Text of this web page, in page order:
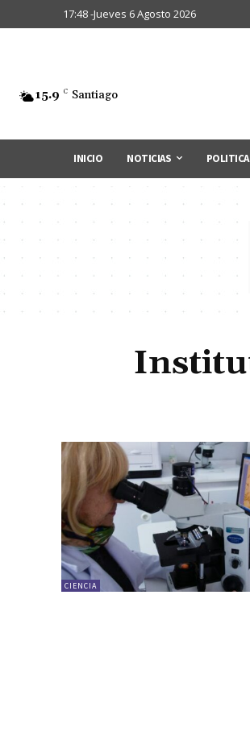
17:48 -Jueves 6 Agosto 2026
15.9 C Santiago
INICIO NOTICIAS POLITICA
CIENCIA